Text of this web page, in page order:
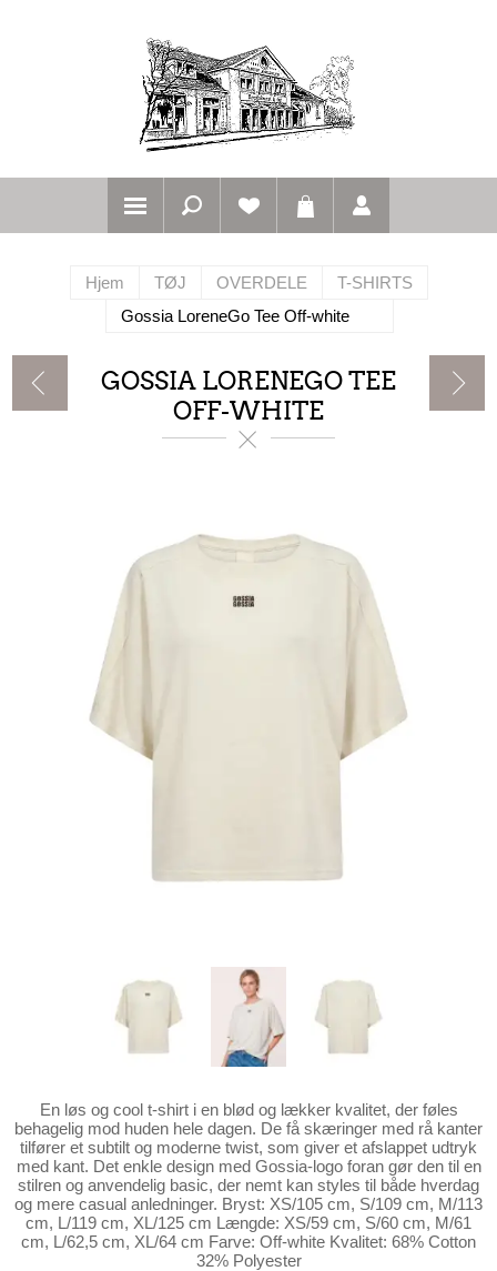
Hjem TØJ OVERDELE
T-SHIRTS
Gossia LoreneGo Tee Off-white
GOSSIA LORENEGO TEE
OFF-WHITE
En løs og cool t-shirt i en blød og lækker kvalitet, der føles
behagelig mod huden hele dagen. De få skæringer med rå kanter
tilfører et subtilt og moderne twist, som giver et afslappet udtryk
med kant. Det enkle design med Gossia-logo foran gør den til en
stilren og anvendelig basic, der nemt kan styles til både hverdag
og mere casual anledninger. Bryst: XS/105 cm, S/109 cm, M/113
cm, L/119 cm, XL/125 cm Længde: XS/59 cm, S/60 cm, M/61
cm, L/62,5 cm, XL/64 cm Farve: Off-white Kvalitet: 68% Cotton
32% Polyester